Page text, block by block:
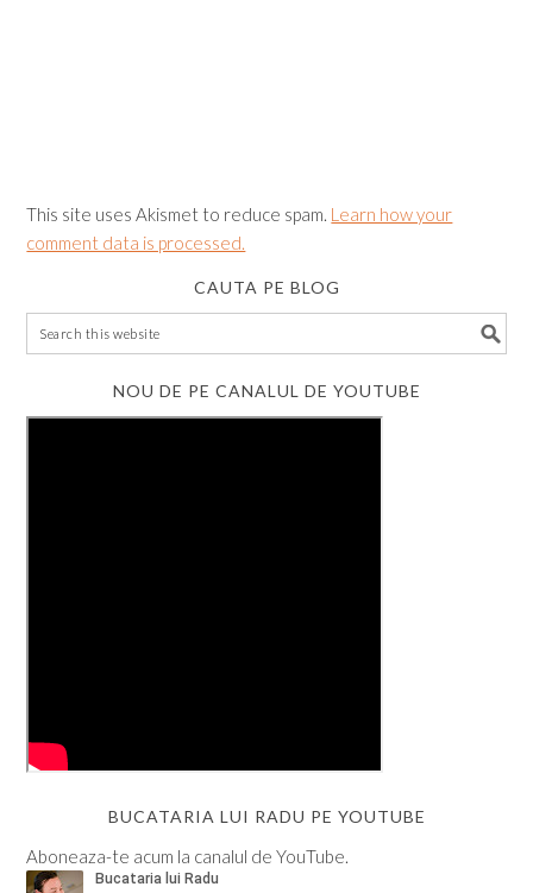
This site uses Akismet to reduce spam. Learn how your
comment data is processed.
CAUTA PE BLOG
NOU DE PE CANALUL DE YOUTUBE
BUCATARIA LUI RADU PE YOUTUBE
Aboneaza-te acum la canalul de YouTube.